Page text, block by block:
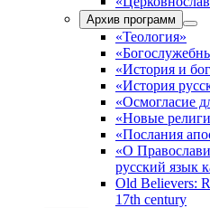
Архив программ
«Теология»
«История и
«История
«Осмогласие
«Новые
«Послания
«О
русский язык
Old Believers:
17th century